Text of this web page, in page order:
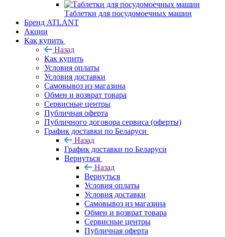
Таблетки для посудомоечных машин
Бренд ATLANT
Акции
Как купить
Назад
Как купить
Условия оплаты
Условия доставки
Самовывоз из магазина
Обмен и возврат товара
Сервисные центры
Публичная оферта
Публичного договора сервиса (оферты)
График доставки по Беларуси
Назад
График доставки по Беларуси
Вернуться
Назад
Вернуться
Условия оплаты
Условия доставки
Самовывоз из магазина
Обмен и возврат товара
Сервисные центры
Публичная оферта